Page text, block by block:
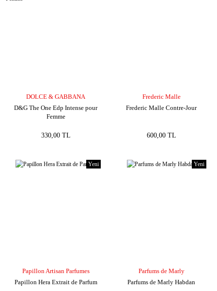
DOLCE & GABBANA
D&G The One Edp Intense pour
Femme
330,00 TL
Frederic Malle
Frederic Malle Contre-Jour
600,00 TL
Yeni
Papillon Artisan Parfumes
Papillon Hera Extrait de Parfum
Yeni
Parfums de Marly
Parfums de Marly Habdan